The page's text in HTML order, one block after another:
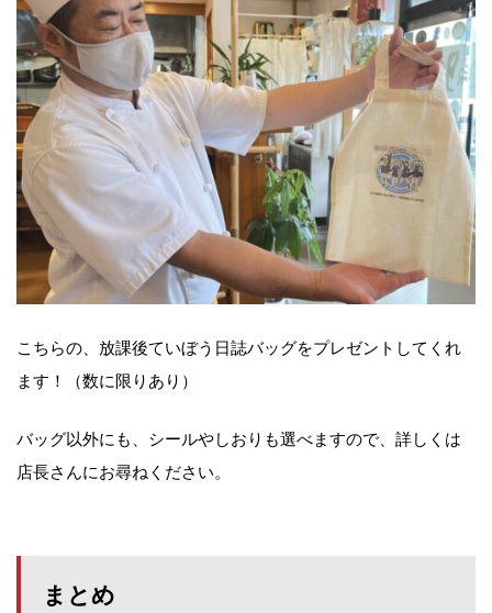
こちらの、放課後ていぼう日誌バッグをプレゼントしてくれ
ます！（数に限りあり）
バッグ以外にも、シールやしおりも選べますので、詳しくは
店長さんにお尋ねください。
まとめ